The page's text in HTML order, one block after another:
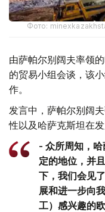
Фото:
由萨帕尔别阔夫率领
的贸易小组会谈，该
作。
发言中，萨帕尔别阔
性以及哈萨克斯坦在
- 众所周知，
定的地位，并
下，我们会见
展和进一步向
工）感兴趣的